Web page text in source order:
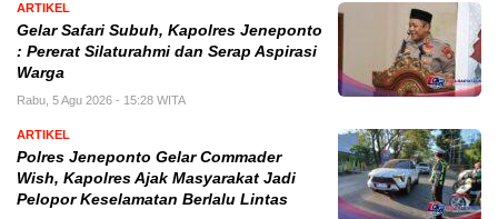
ARTIKEL
Gelar Safari Subuh, Kapolres Jeneponto
: Pererat Silaturahmi dan Serap Aspirasi
Warga
Rabu, 5 Agu 2026 - 15:28 WITA
ARTIKEL
Polres Jeneponto Gelar Commader
Wish, Kapolres Ajak Masyarakat Jadi
Pelopor Keselamatan Berlalu Lintas